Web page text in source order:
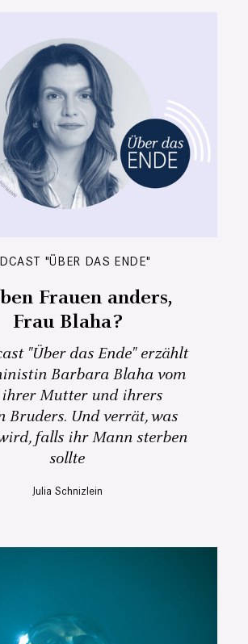
"ÜBER DAS ENDE"
Frauen anders,
Frau Blaha?
"Über das Ende" erzählt
Barbara Blaha vom
ihrer Mutter und ihrers
Bruders. Und verrät, was
falls ihr Mann sterben
sollte
Julia Schnizlein